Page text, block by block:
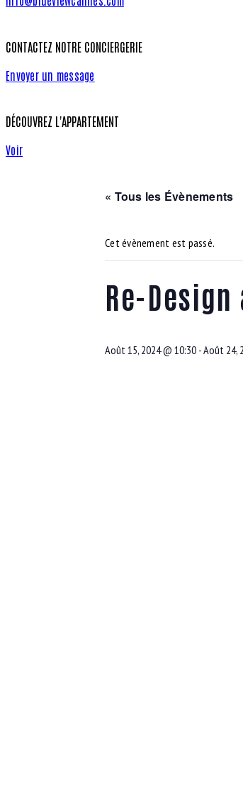
CONTACTEZ NOTRE CONCIERGERIE
Envoyer un message
DÉCOUVREZ L'APPARTEMENT
Voir
« Tous les Évènements
Cet évènement est passé.
Re-
Août 15, 2024 @ 10:30 -Août 24,